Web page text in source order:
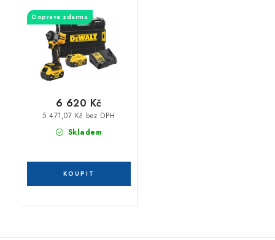
pojistnou kuličkou, 2 x
aku 5,0 Ah, kroutící
moment 406 Nm, s
kufr Tstak
Doprava zdarma
Skladem
5 471,07 Kč bez DPH
6 620 Kč